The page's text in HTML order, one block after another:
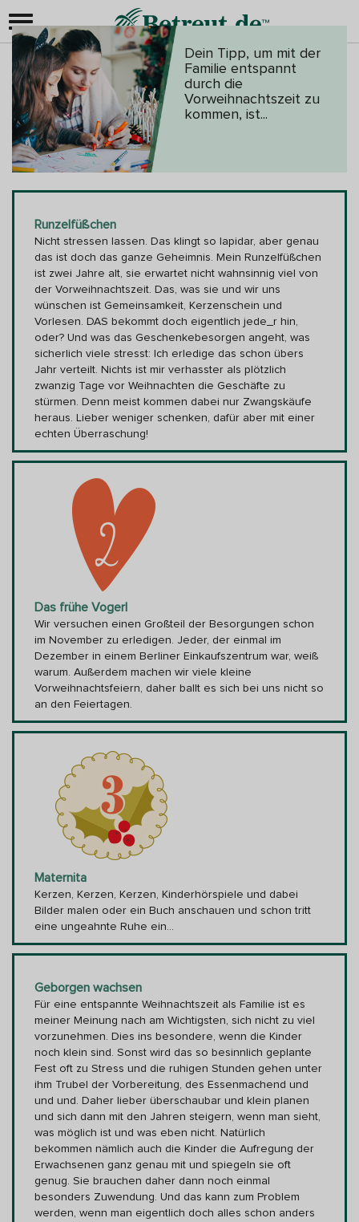
Erster Advent
Dein Tipp, um mit der
Familie entspannt
durch die
Vorweihnachtszeit zu
kommen, ist...
Runzelfüßchen
Nicht stressen lassen. Das klingt so lapidar, aber genau
das ist doch das ganze Geheimnis. Mein Runzelfüßchen
ist zwei Jahre alt, sie erwartet nicht wahnsinnig viel von
der Vorweihnachtszeit. Das, was sie und wir uns
wünschen ist Gemeinsamkeit, Kerzenschein und
Vorlesen. DAS bekommt doch eigentlich jede_r hin,
oder? Und was das Geschenkebesorgen angeht, was
sicherlich viele stresst: Ich erledige das schon übers
Jahr verteilt. Nichts ist mir verhasster als plötzlich
zwanzig Tage vor Weihnachten die Geschäfte zu
stürmen. Denn meist kommen dabei nur Zwangskäufe
heraus. Lieber weniger schenken, dafür aber mit einer
echten Überraschung!
Das frühe Vogerl
Wir versuchen einen Großteil der Besorgungen schon
im November zu erledigen. Jeder, der einmal im
Dezember in einem Berliner Einkaufszentrum war, weiß
warum. Außerdem machen wir viele kleine
Vorweihnachtsfeiern, daher ballt es sich bei uns nicht so
an den Feiertagen.
Maternita
Kerzen, Kerzen, Kerzen, Kinderhörspiele und dabei
Bilder malen oder ein Buch anschauen und schon tritt
eine ungeahnte Ruhe ein...
Geborgen wachsen
Für eine entspannte Weihnachtszeit als Familie ist es
meiner Meinung nach am Wichtigsten, sich nicht zu viel
vorzunehmen. Dies ins besondere, wenn die Kinder
noch klein sind. Sonst wird das so besinnlich geplante
Fest oft zu Stress und die ruhigen Stunden gehen unter
ihm Trubel der Vorbereitung, des Essenmachend und
und und. Daher lieber überschaubar und klein planen
und sich dann mit den Jahren steigern, wenn man sieht,
was möglich ist und was eben nicht. Natürlich
bekommen nämlich auch die Kinder die Aufregung der
Erwachsenen ganz genau mit und spiegeln sie oft
genug. Sie brauchen daher dann noch einmal
besonders Zuwendung. Und das kann zum Problem
werden, wenn man eigentlich doch alles schon anders